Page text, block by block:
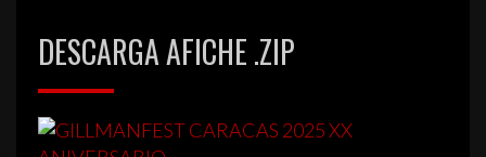
DESCARGA AFICHE .ZIP